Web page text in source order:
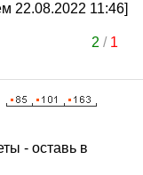
22.08.2022 11:46]
2 / 1
- оставь в